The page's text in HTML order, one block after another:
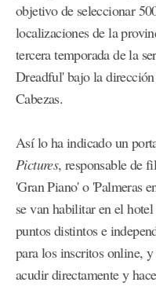
objetivo de seleccionar
localizaciones de la
tercera temporada de la
Dreadful' bajo la
Cabezas.
Así lo ha indicado un
Pictures, responsable de
'Gran Piano' o 'Palmeras
se van habilitar en el
puntos distintos e
para los inscritos online,
acudir directamente y